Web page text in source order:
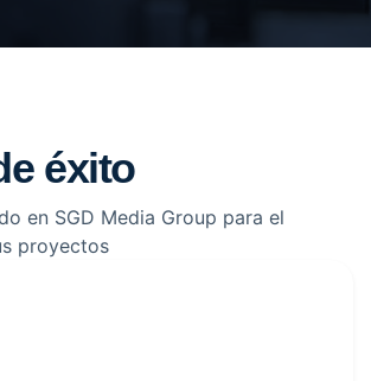
éxito
en SGD Media Group para el
proyectos